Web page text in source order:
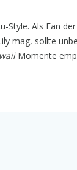
Style. Als Fan
mag, sollte
Momente